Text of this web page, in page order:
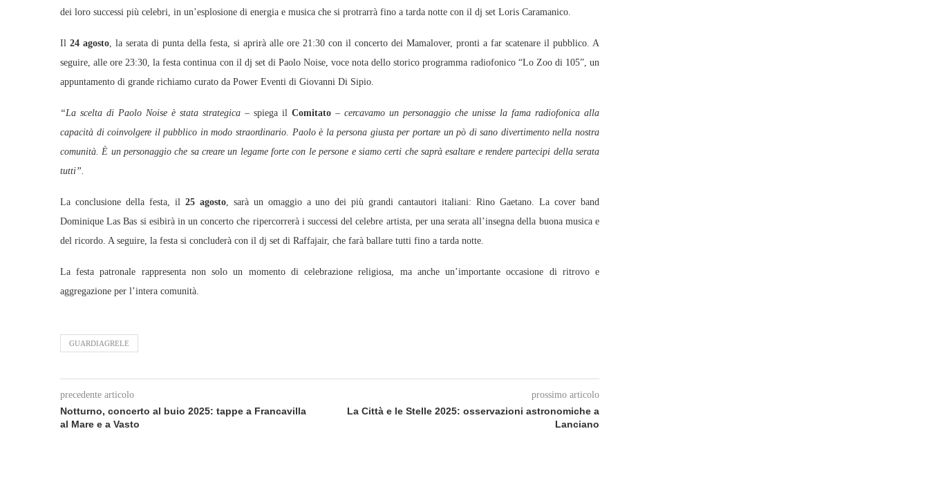
dei loro successi più celebri, in un’esplosione di energia e musica che si protrarrà fino a tarda notte con il dj set Loris Caramanico.
Il 24 agosto, la serata di punta della festa, si aprirà alle ore 21:30 con il concerto dei Mamalover, pronti a far scatenare il pubblico. A
seguire, alle ore 23:30, la festa continua con il dj set di Paolo Noise, voce nota dello storico programma radiofonico “Lo Zoo di 105”, un
appuntamento di grande richiamo curato da Power Eventi di Giovanni Di Sipio.
“La scelta di Paolo Noise è stata strategica – spiega il Comitato – cercavamo un personaggio che unisse la fama radiofonica alla
capacità di coinvolgere il pubblico in modo straordinario. Paolo è la persona giusta per portare un pò di sano divertimento nella nostra
comunità. È un personaggio che sa creare un legame forte con le persone e siamo certi che saprà esaltare e rendere partecipi della serata
tutti”.
La conclusione della festa, il25 agosto, sarà un omaggio a uno dei più grandi cantautori italiani: Rino Gaetano. La cover band
Dominique Las Bas si esibirà in un concerto che ripercorrerà i successi del celebre artista, per una serata all’insegna della buona musica e
del ricordo. A seguire, la festa si concluderà con il dj set di Raffajair, che farà ballare tutti fino a tarda notte.
La festa patronale rappresenta non solo un momento di celebrazione religiosa, ma anche un’importante occasione di ritrovo e
aggregazione per l’intera comunità.
GUARDIAGRELE
precedente articolo
Notturno, concerto al buio 2025: tappe a Francavilla
al Mare e a Vasto
prossimo articolo
La Città e le Stelle 2025: osservazioni astronomiche a
Lanciano